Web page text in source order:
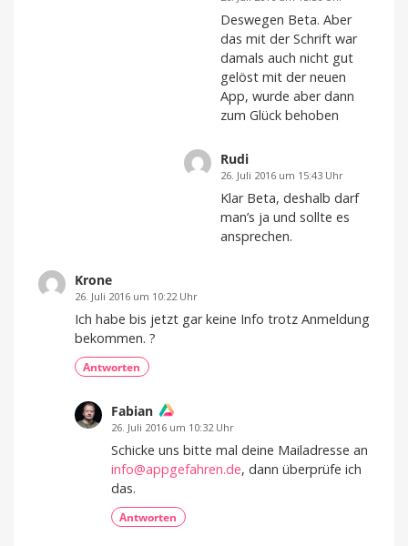
Deswegen Beta. Aber
das mit der Schrift war
damals auch nicht gut
gelöst mit der neuen
App, wurde aber dann
zum Glück behoben
Rudi
26. Juli 2016 um 15:43 Uhr
Klar Beta, deshalb darf
man’s ja und sollte es
ansprechen.
Krone
26. Juli 2016 um 10:22 Uhr
Ich habe bis jetzt gar keine Info trotz Anmeldung
bekommen. ?
Antworten
Fabian
26. Juli 2016 um 10:32 Uhr
Schicke uns bitte mal deine Mailadresse an
info@appgefahren.de, dann überprüfe ich
das.
Antworten